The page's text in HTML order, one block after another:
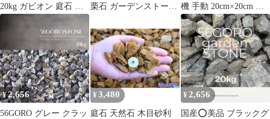
20kg ガビオン 庭石 ド
ライガーデン チャート
栗石 ガーデンストーン
機 手動 20cm×20cm プ
レート122cm
¥2,656
56GORO グレー クラッ
¥ 3,480
庭石 天然石 木目砂利
¥2,656
国産⭕️美品 ブラックグ